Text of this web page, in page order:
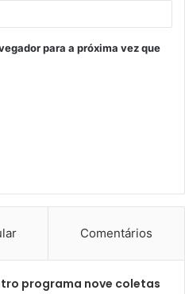
para a próxima vez que
Comentários
programa nove coletas